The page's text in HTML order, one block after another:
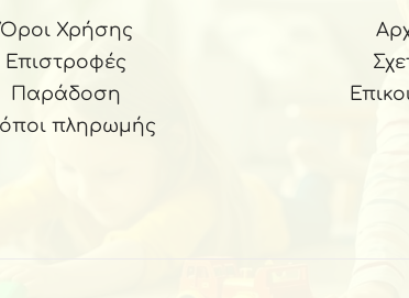
Όροι Χρήσης
Επιστροφές
Παράδοση
πληρωμής